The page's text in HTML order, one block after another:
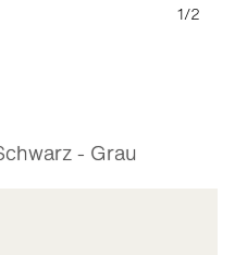
1/2
- Grau